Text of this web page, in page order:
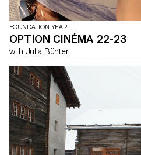
FOUNDATION YEAR
OPTION CINÉMA 22-23
with Julia Bünter